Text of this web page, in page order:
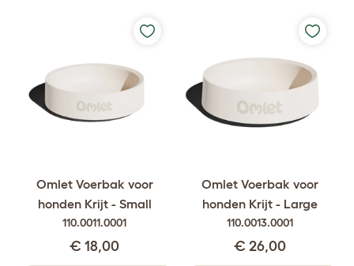
Omlet Voerbak voor
honden Krijt - Small
110.0011.0001
€ 18,00
Omlet Voerbak voor
honden Krijt - Large
110.0013.0001
€ 26,00